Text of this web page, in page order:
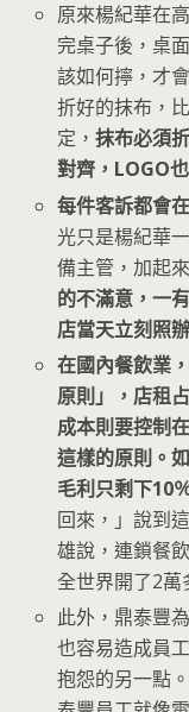
原來楊紀華在
完桌子後，桌
該如何擰，才
折好的抹布，
定，抹布必須
對齊，LOGO
每件客訴都會
光只是楊紀華
備主管，加起
的不滿意，一
店當天立刻照
在國內餐飲業
原則」，店租
成本則要控制
這樣的原則。
毛利只剩下10
回來，」說到
雄說，連鎖餐
全世界開了2萬
此外，鼎泰豐
也容易造成員
抱怨的另一點